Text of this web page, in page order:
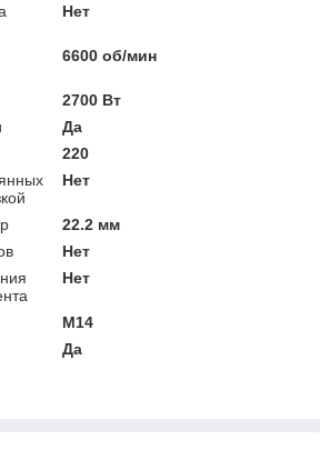
Нет
6600 об/мин
2700 Вт
Да
220
Нет
22.2 мм
Нет
Нет
M14
Да